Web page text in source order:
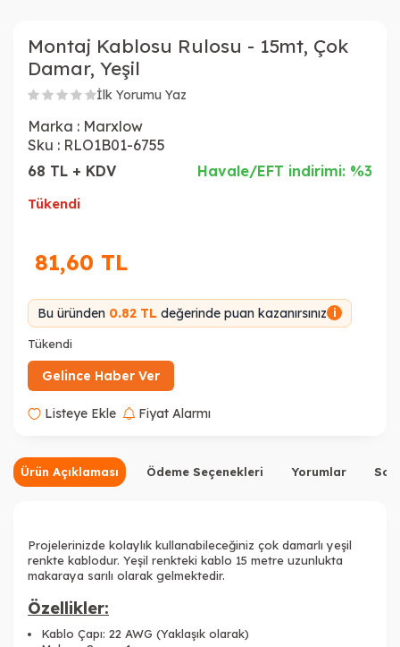
Montaj Kablosu Rulosu - 15mt, Çok
Damar, Yeşil
İlk Yorumu Yaz
Marka : Marxlow
Sku : RLO1B01-6755
68 TL + KDV
Havale/EFT indirimi: %3
Tükendi
81,60 TL
Bu üründen 0.82 TL değerinde puan kazanırsınız i
Tükendi
Gelince Haber Ver
Listeye Ekle Fiyat Alarmı
Ürün Açıklaması Ödeme Seçenekleri Yorumlar
Projelerinizde kolaylık kullanabileceğiniz çok damarlı yeşil
renkte kablodur. Yeşil renkteki kablo 15 metre uzunlukta
makaraya sarılı olarak gelmektedir.
Özellikler:
Kablo Çapı: 22 AWG (Yaklaşık olarak)